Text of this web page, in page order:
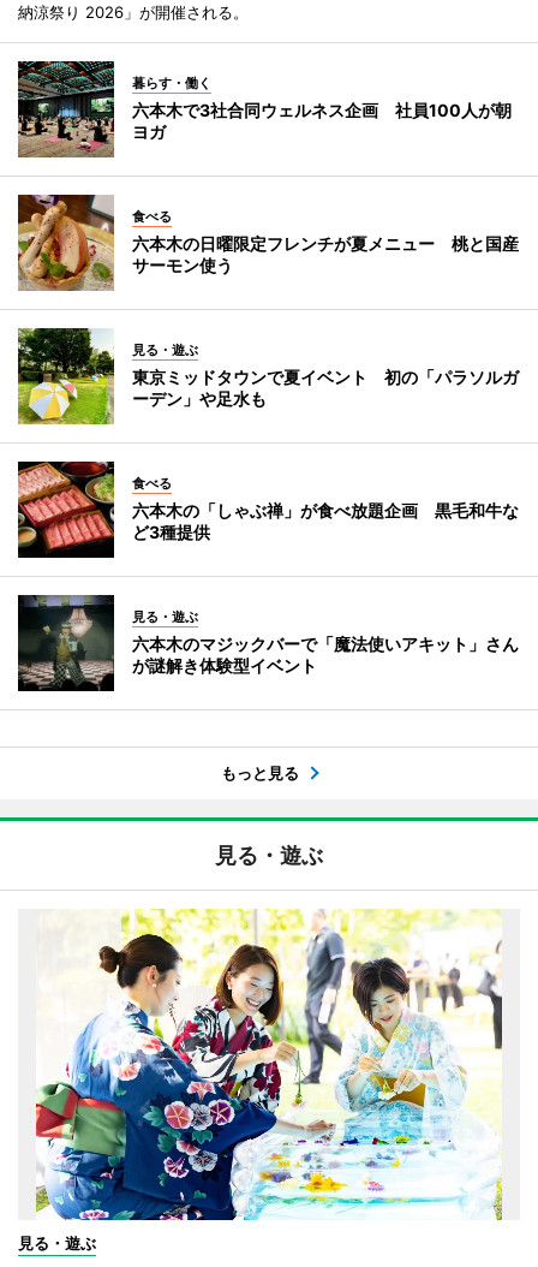
納涼祭り 2026」が開催される。
暮らす・働く
六本木で3社合同ウェルネス企画 社員100人が朝
ヨガ
食べる
六本木の日曜限定フレンチが夏メニュー 桃と国産
サーモン使う
見る・遊ぶ
東京ミッドタウンで夏イベント 初の「パラソルガ
ーデン」や足水も
食べる
六本木の「しゃぶ禅」が食べ放題企画 黒毛和牛な
ど3種提供
見る・遊ぶ
六本木のマジックバーで「魔法使いアキット」さん
が謎解き体験型イベント
もっと見る
見る・遊ぶ
見る・遊ぶ